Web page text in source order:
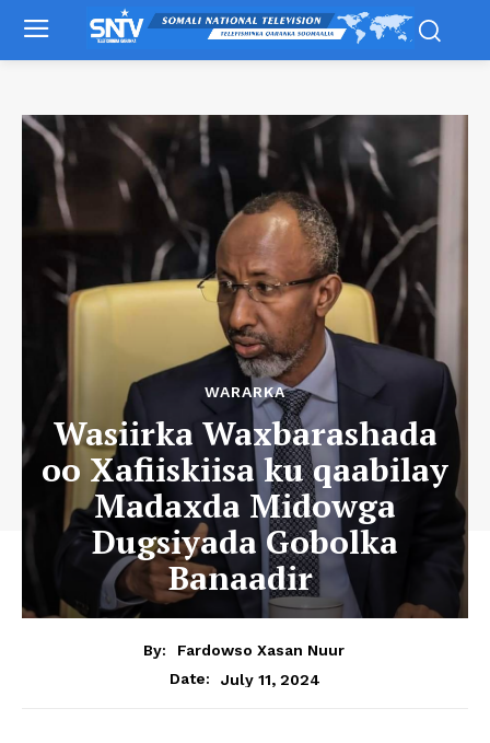
WARARKA
Wasiirka Waxbarashada
oo Xafiiskiisa ku qaabilay
Madaxda Midowga
Dugsiyada Gobolka
Banaadir
By:
Fardowso Xasan Nuur
Date:
July 11, 2024